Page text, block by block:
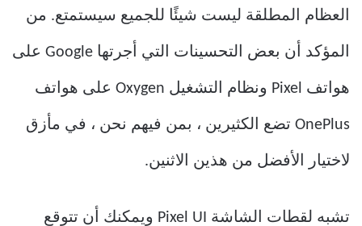
العظام المطلقة ليست شيئًا للجميع سيستمتع. من
المؤكد أن بعض التحسينات التي أجرتها Google على
هواتف Pixel ونظام التشغيل Oxygen على هواتف
OnePlus تضع الكثيرين ، بمن فيهم نحن ، في مأزق
لاختيار الأفضل من هذين الاثنين.
تشبه لقطات الشاشة Pixel UI ويمكنك أن تتوقع